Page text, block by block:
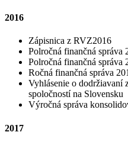
2016
Zápisnica z RVZ2016
Polročná finančná správa
Polročná finančná správa
Ročná finančná správa
Vyhlásenie o dodržiavaní
spoločností na Slovensku
Výročná správa
2017